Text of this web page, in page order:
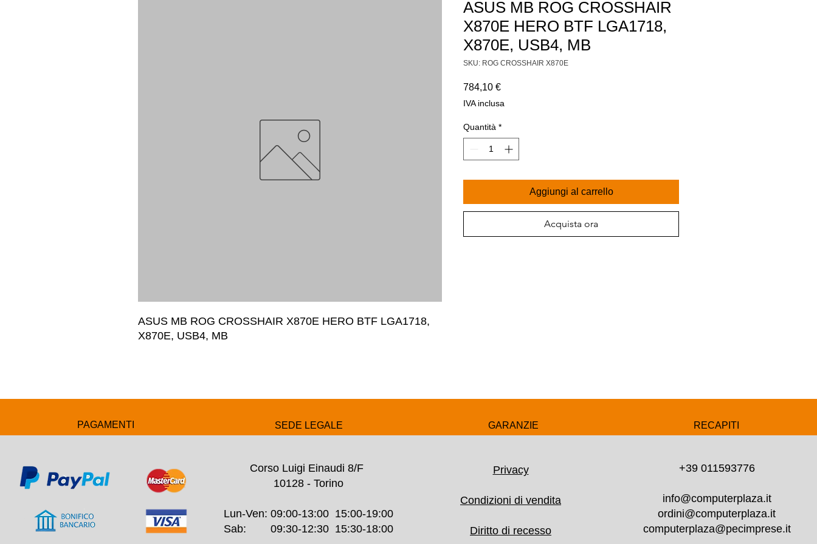
ASUS MB ROG CROSSHAIR X870E HERO BTF LGA1718,
X870E, USB4, MB
ASUS MB ROG CROSSHAIR
X870E HERO BTF LGA1718,
X870E, USB4, MB
SKU: ROG CROSSHAIR X870E
784,10 €Prezzo
IVA inclusa
Quantità *
Aggiungi al carrello
Acquista ora
PAGAMENTI SEDE LEGALE GARANZIE RECAPITI
Corso Luigi Einaudi 8/F
10128 - Torino
Lun-Ven: 09:00-13:00 15:00-19:00
Sab: 09:30-12:30 15:30-18:00
Privacy
Condizioni di vendita
Diritto di recesso
+39 011593776
info@computerplaza.it
ordini@computerplaza.it
computerplaza@pecimprese.it